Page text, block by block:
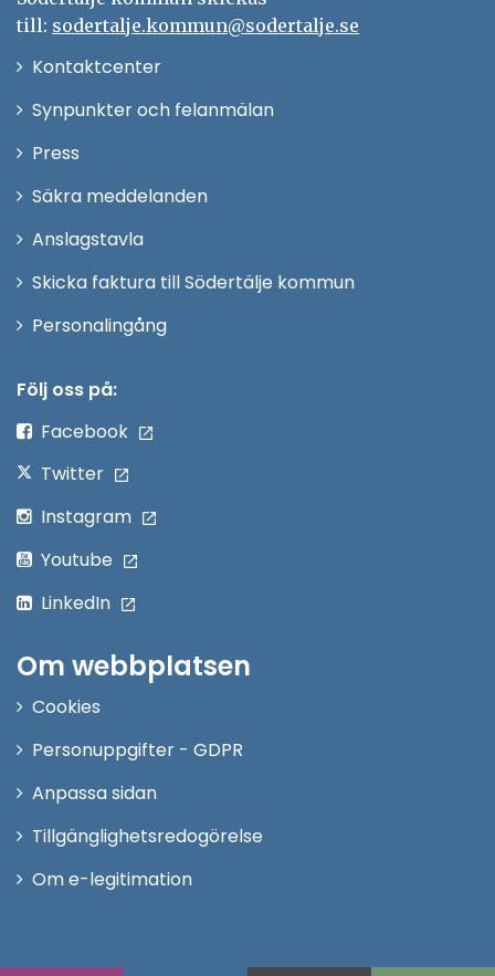
till: sodertalje.kommun@sodertalje.se
KontaktcenterÖppna
Synpunkter och felanmälan
Press
fönster
Säkra meddelanden
Anslagstavla
Skicka faktura till Södertälje kommun
PersonalingångÖppna
Följ oss på:
Facebook
Twitter
Instagram
Youtube
LinkedIn
Om webbplatsen
Cookies
Personuppgifter - GDPR
Anpassa sidan
Tillgänglighetsredogörelse
Om e-legitimation